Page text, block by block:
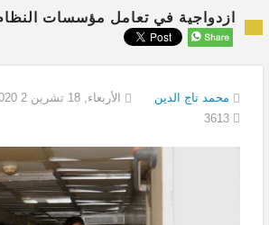
ازدواجية في تعامل مؤسسات
محمد تاج الدين الأربعاء, 18 تشرين 2 2020